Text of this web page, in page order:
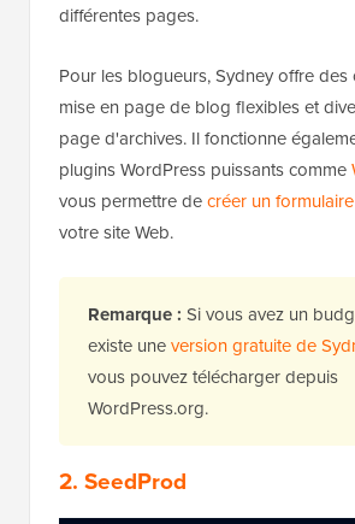
différentes pages.
Pour les blogueurs, Sydney offre
mise en page de blog flexibles et
page d'archives. Il fonctionne
plugins WordPress puissants comme
vous permettre decréer un
votre site Web.
Remarque : Si vous avez un
existe uneversion gratuite de
vous pouvez télécharger depuis
WordPress.org.
2. SeedProd